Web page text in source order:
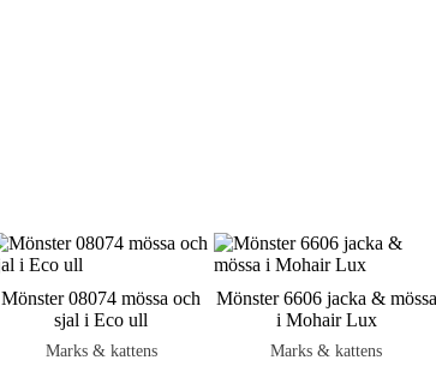
Mönster 08074 mössa och
sjal i Eco ull
Marks & kattens
Mönster 6606 jacka & mössa
i Mohair Lux
Marks & kattens